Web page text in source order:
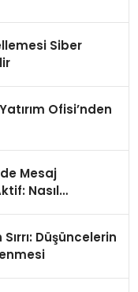
Siber
Ofisi’nden
Mesaj
Nasıl
Sırrı: Düşüncelerin